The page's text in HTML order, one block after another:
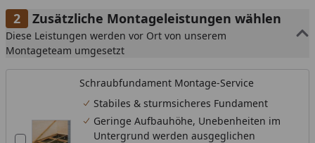
Zusätzliche Montageleistungen wählen
Diese Leistungen werden vor Ort von unserem
Montageteam umgesetzt
Schraubfundament Montage-Service
Stabiles & sturmsicheres Fundament
Geringe Aufbauhöhe, Unebenheiten im
Untergrund werden ausgeglichen